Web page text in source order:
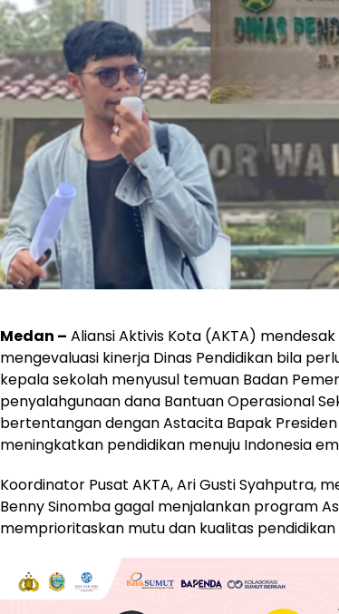
Medan – Aliansi Aktivis Kota (AKTA)
mengevaluasi kinerja Dinas Pendidikan bila
kepala sekolah menyusul temuan Badan
penyalahgunaan dana Bantuan Operasional
bertentangan dengan Astacita Bapak
meningkatkan pendidikan menuju Indonesia
Koordinator Pusat AKTA, Ari Gusti Syahputra,
Benny Sinomba gagal menjalankan program
memprioritaskan mutu dan kualitas pendidikan